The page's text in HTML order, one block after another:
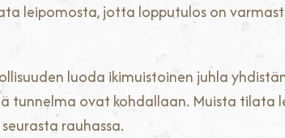
leipomosta, jotta lopputulos on
luoda ikimuistoinen juhla
tunnelma ovat kohdallaan. Muista
rauhassa.